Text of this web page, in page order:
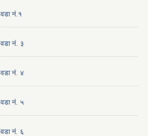
वडा नं.१
वडा नं. ३
वडा नं. ४
वडा नं. ५
वडा नं. ६